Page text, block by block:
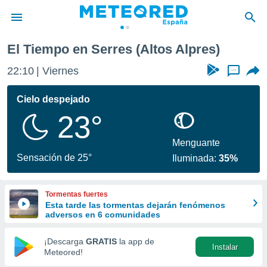
de
por
se
calidad.
a este
las
y
forma
digital
basada
El Tiempo en Serres (Altos Alpres)
22:10 Viernes ...
Cielo despejado
23°
Sensación de 25°
Menguante
Iluminada:35%
Tormentas fuertes
Esta tarde las tormentas dejarán fenómenos
adversos en 6 comunidades
¡Descarga GRATIS la app de
Meteored!
Instalar